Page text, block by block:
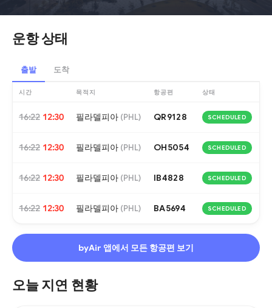
운항 상태
출발 도착
시간 목적지 항공편 상태
16:22 12:30 필라델피아 (PHL) QR9128 SCHEDULED
16:22 12:30 필라델피아 (PHL) OH5054 SCHEDULED
16:22 12:30 필라델피아 (PHL) IB4828 SCHEDULED
16:22 12:30 필라델피아 (PHL) BA5694 SCHEDULED
byAir 앱에서 모든 항공편 보기
오늘 지연 현황